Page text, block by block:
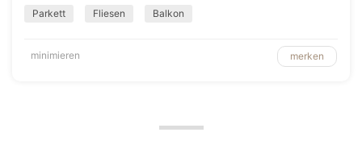
Parkett Fliesen Balkon
minimieren merken